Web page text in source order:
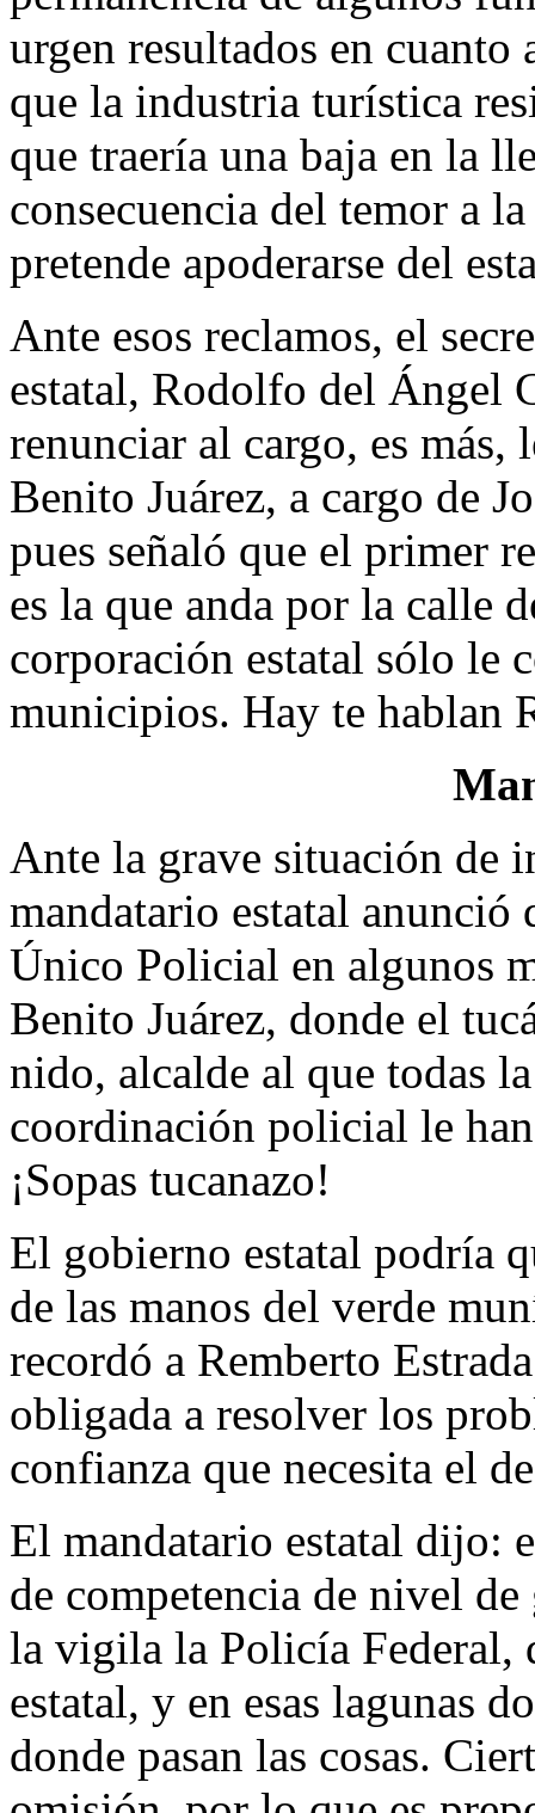
urgen resultados en cuanto
que la industria turística
que traería una baja en la
consecuencia del temor a
pretende apoderarse del
Ante esos reclamos, el
estatal, Rodolfo del Ángel
renunciar al cargo, es
Benito Juárez, a cargo de
pues señaló que el primer
es la que anda por la calle
corporación estatal sólo le
municipios. Hay te
Ante la grave situación de
mandatario estatal
Único Policial en algunos
Benito Juárez, donde el
nido, alcalde al que todas
coordinación policial le
¡Sopas tucanazo!
El gobierno estatal podría
de las manos del verde
recordó a Remberto
obligada a resolver los
confianza que necesita el
El mandatario estatal dijo:
de competencia de nivel
la vigila la Policía Federal,
estatal, y en esas lagunas
donde pasan las cosas.